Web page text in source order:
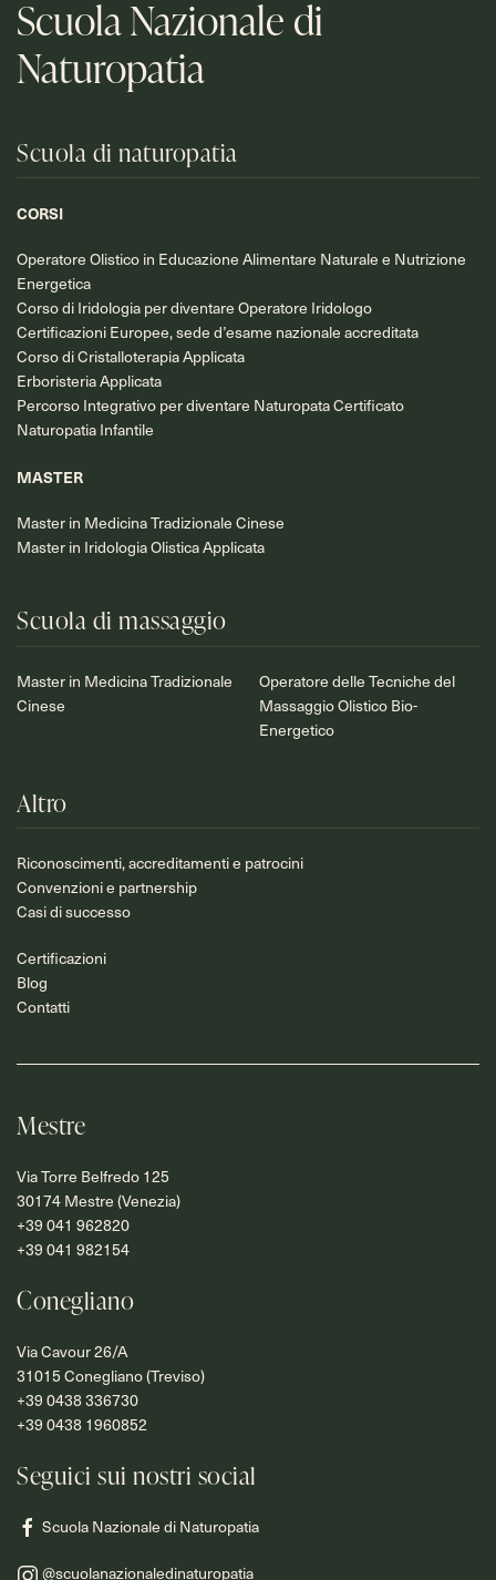
Scuola Nazionale di
Naturopatia
Scuola di naturopatia
CORSI
Operatore Olistico in Educazione Alimentare Naturale e Nutrizione
Energetica
Corso di Iridologia per diventare Operatore Iridologo
Certificazioni Europee, sede d’esame nazionale accreditata
Corso di Cristalloterapia Applicata
Erboristeria Applicata
Percorso Integrativo per diventare Naturopata Certificato
Naturopatia Infantile
MASTER
Master in Medicina Tradizionale Cinese
Master in Iridologia Olistica Applicata
Scuola di massaggio
Master in Medicina Tradizionale
Cinese
Operatore delle Tecniche del
Massaggio Olistico Bio-
Energetico
Altro
Riconoscimenti, accreditamenti e patrocini
Convenzioni e partnership
Casi di successo
Certificazioni
Blog
Contatti
Mestre
Via Torre Belfredo 125
30174 Mestre (Venezia)
+39 041 962820
+39 041 982154
Conegliano
Via Cavour 26/A
31015 Conegliano (Treviso)
+39 0438 336730
+39 0438 1960852
Seguici sui nostri social
Scuola Nazionale di Naturopatia
@scuolanazionaledinaturopatia